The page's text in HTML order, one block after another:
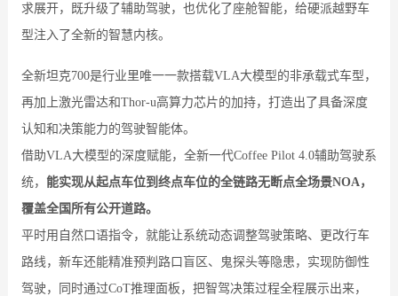
求展开，既升级了辅助驾驶，也优化了座舱智能，给硬派越野车
型注入了全新的智慧内核。
全新坦克700是行业里唯一一款搭载VLA大模型的非承载式车型，
再加上激光雷达和Thor-u高算力芯片的加持，打造出了具备深度
认知和决策能力的驾驶智能体。
借助VLA大模型的深度赋能，全新一代Coffee Pilot 4.0辅助驾驶系
统， 能实现从起点车位到终点车位的全链路无断点全场景NOA，
覆盖全国所有公开道路。
平时用自然口语指令，就能让系统动态调整驾驶策略、更改行车
路线，新车还能精准预判路口盲区、鬼探头等隐患，实现防御性
驾驶，同时通过CoT推理面板，把智驾决策过程全程展示出来，